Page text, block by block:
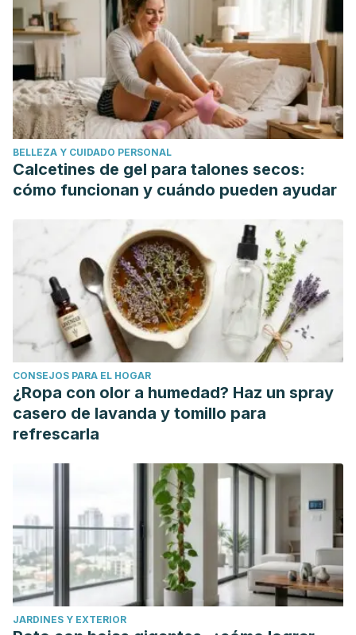
guideline Submmitte on Hyperbilirubinemia. Management of
Hyperbiirubinemia in the Newborn Infant 35 or more weeks
of Gestationl. Pediatrics, 114 (1): 297–316. Recuperado de:
https://publications.aap.org/pediatrics/article/114/1/297/
of-Hyperbilirubinemia-in-the-Newborn
Carvajal C (2019). Bilirrubina: metabolismo, pruebas de
laboratorio e hiperbilirrubinemia.Med Leg Costa
Rica, 26(1). Recuperado de:
https://www.scielo.sa.cr/scielo.php?
script=sci_arttext&pid=S1409-00152019000100073
Clínica Mayo. Síndrome de Gilbert. Recuperado de:
https://www.mayoclinic.org/es-es/diseases-
conditions/gilberts-syndrome/symptoms-causes/syc-
20372811.
Dulay A. (2022). Enfermedad hemolítica del feto y del
recién nacido. Manual MSD. Recuperado de:
https://www.msdmanuals.com/es-cr/hogar/salud-
femenina/complicaciones-del-embarazo/enfermedad
Hamoud A., Weaver L., Stec D., & Hinds T. (2018). Bilirubin
in the Liver-Gut Signaling Axis.
Trends in endocrinology
https://www.ncbi.nlm.nih.gov/pmc/articles/PMC5831340/
Lauer B., & Spector N. (2011). Hyperbilirubinemia in the
Newborn. Pediatrics in Review, 32 (8): 341–349.
Recuperado de:
https://publications.aap.org/pediatricsinreview/article-
abstract/32/8/341/32647/Hyperbilirubinemia-in-the-
Newborn?redirectedFrom=fulltext
MedlinePlus. Incompatibilidad RH. Recuperado de:
BELLEZA Y CUIDADO PERSONAL
Calcetines de gel para talones secos:
cómo funcionan y cuándo pueden ayudar
CONSEJOS PARA EL HOGAR
¿Ropa con olor a humedad? Haz un spray
casero de lavanda y tomillo para
refrescarla
JARDINES Y EXTERIOR